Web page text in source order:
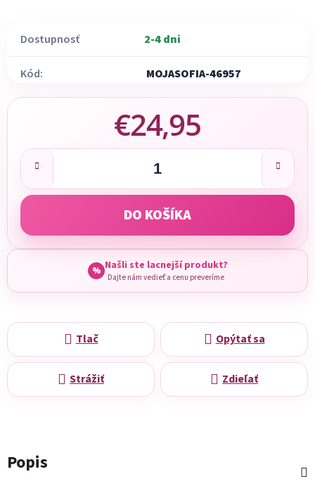
Dostupnosť 2-4 dni
Kód: MOJASOFIA-46957
€24,95
Jednotková cena:
DO KOŠÍKA
% Našli ste lacnejší produkt?
Dajte nám vedieť a cenu preveríme
Tlač Opýtať sa
Strážiť Zdieľať
Popis